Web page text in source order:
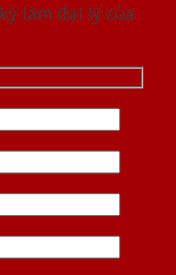
làm đại lý của